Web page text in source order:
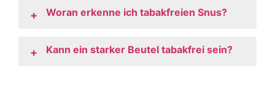
+ Woran erkenne ich tabakfreien Snus?
+ Kann ein starker Beutel tabakfrei sein?